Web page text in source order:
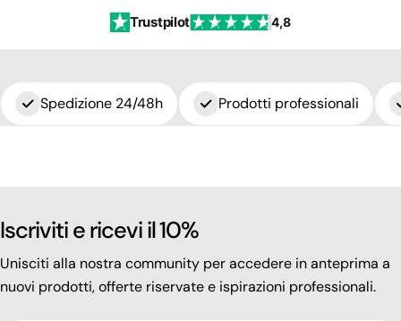
Trustpilot 4,8
Spedizione 24/48h Prodotti professionali
Iscriviti e ricevi il 10%
Unisciti alla nostra community per accedere in anteprima a
nuovi prodotti, offerte riservate e ispirazioni professionali.